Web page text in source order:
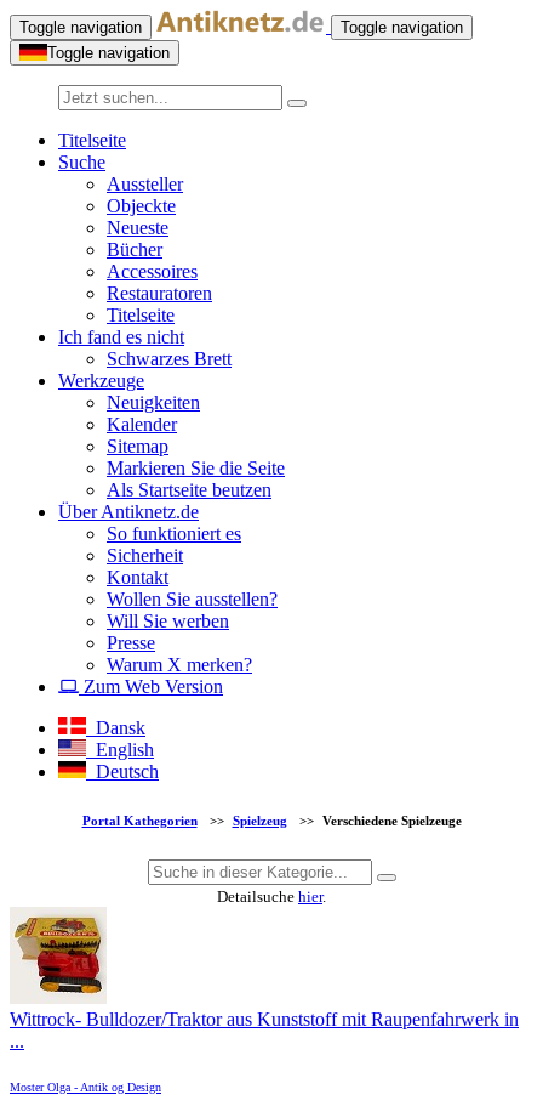
Toggle navigation
Toggle navigation
Toggle navigation
Titelseite
Suche
Aussteller
Objeckte
Neueste
Bücher
Accessoires
Restauratoren
Titelseite
Ich fand es nicht
Schwarzes Brett
Werkzeuge
Neuigkeiten
Kalender
Sitemap
Markieren Sie die Seite
Als Startseite beutzen
Über Antiknetz.de
So funktioniert es
Sicherheit
Kontakt
Wollen Sie ausstellen?
Will Sie werben
Presse
Warum X merken?
Zum Web Version
Dansk
English
Deutsch
Portal Kathegorien >> Spielzeug >> Verschiedene Spielzeuge
Detailsuche hier.
Wittrock- Bulldozer/Traktor aus Kunststoff mit Raupenfahrwerk in
...
Moster Olga - Antik og Design